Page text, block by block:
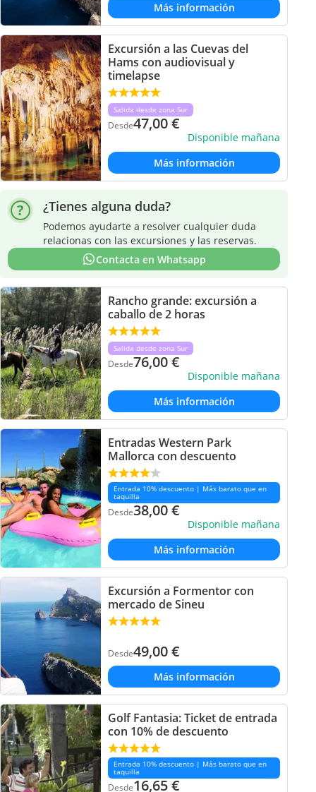
Más información
Excursión a las Cuevas del
Hams con audiovisual y
timelapse
Salida desde zona Sur
Desde47,00€
Disponible mañana
Más información
¿Tienes alguna duda?
Podemos ayudarte a resolver cualquier duda
relacionas con las excursiones y las reservas.
Contacta en Whatsapp
Rancho grande: excursión a
caballo de 2 horas
Salida desde zona Sur
Desde76,00€
Disponible mañana
Más información
Entradas Western Park
Mallorca con descuento
Entrada 10% descuento | Más barato que en
taquilla
Desde38,00€
Disponible mañana
Más información
Excursión a Formentor con
mercado de Sineu
Desde49,00€
Más información
Golf Fantasia: Ticket de entrada
con 10% de descuento
Entrada 10% descuento | Más barato que en
taquilla
Desde16,65€